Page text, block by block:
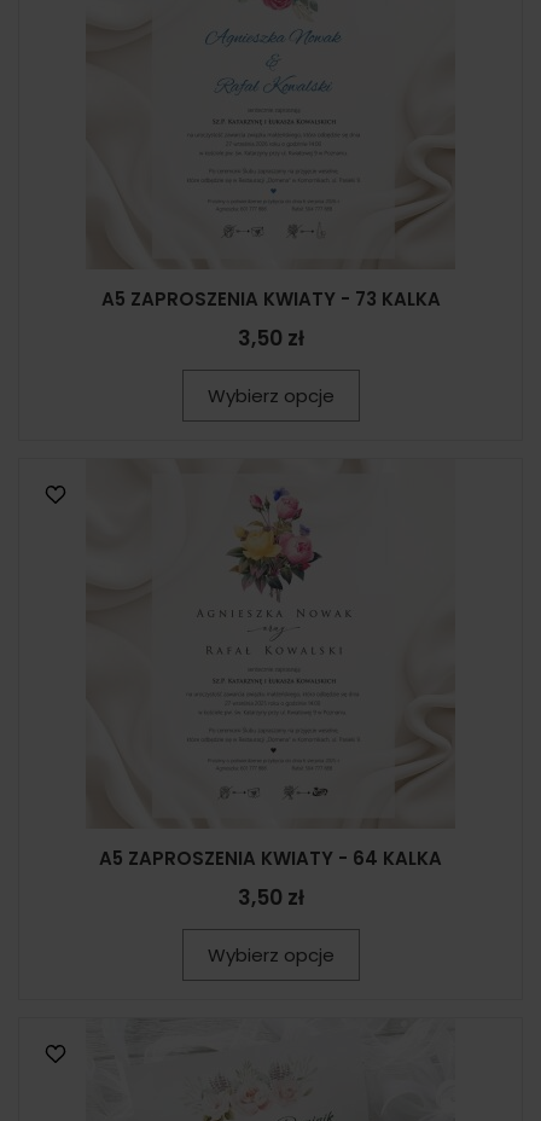
A5 ZAPROSZENIA KWIATY - 73 KALKA
3,50 zł
Wybierz opcje
A5 ZAPROSZENIA KWIATY - 64 KALKA
3,50 zł
Wybierz opcje